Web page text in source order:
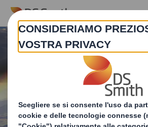
Skip to main content